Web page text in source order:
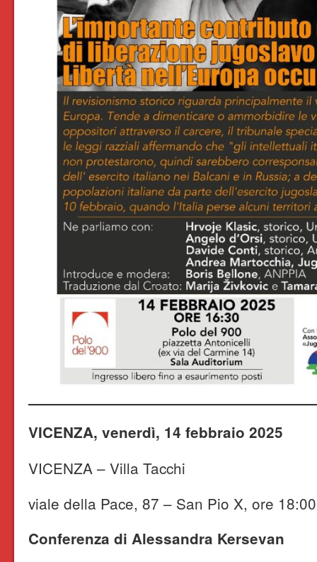
VICENZA, venerdì, 14 febbraio 2025
VICENZA – Villa Tacchi
viale della Pace, 87 – San Pio X, ore 18:00
Conferenza di Alessandra Kersevan